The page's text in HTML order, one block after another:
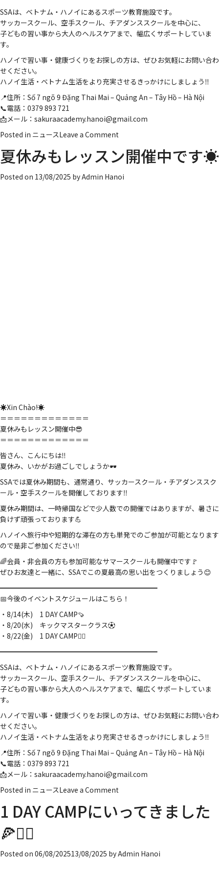
SSAは、ベトナム・ハノイにあるスポーツ教育施設です。
サッカースクール、空手スクール、チアダンススクールを中心に、
子どもの習い事から大人のヘルスケアまで、幅広くサポートしていま
す。
ハノイで習い事・健康づくりをお探しの方は、ぜひお気軽にお問い合わ
せください。
ハノイ生活・ベトナム生活をより充実させるきっかけにしましょう‼️
📍住所：Số 7 ngõ 9 Đặng Thai Mai – Quảng An – Tây Hồ – Hà Nội
📞電話：0379 893 721
📩メール：sakuraacademy.hanoi@gmail.com
Posted in ニュースLeave a Comment
業
験
夏休みもレッスン開催中です☀️
Posted on 13/08/2025 byAdmin Hanoi
☀️Xin Chào!☀️
＝＝＝＝＝＝＝＝＝＝＝＝＝
夏休みもレッスン開催中😎
＝＝＝＝＝＝＝＝＝＝＝＝＝
皆さん、こんにちは‼️
夏休み、いかがお過ごしでしょうか🕶️
SSAでは夏休み期間も、通常通り、サッカースクール・チアダンススク
ール・空手スクールを開催しております‼️
夏休み期間は、一時帰国などで少人数での開催ではありますが、暑さに
負けず頑張っております💪
ハノイへ旅行中や短期的な滞在の方も単発でのご参加が可能となります
ので是非ご参加ください‼️
🌈会員・非会員の方も参加可能なサマースクールも開催中です🚩
ぜひお友達と一緒に、SSAでこの夏最高の思い出をつくりましょう😊
━━━━━━━━━━━━━━━━━━━━━━━
📅今後のイベントスケジュールはこちら！
・8/14(木) 1 DAY CAMP🍠
・8/20(水) キックマスタークラス⚽
・8/22(金) 1 DAY CAMP🚣‍♂️
━━━━━━━━━━━━━━━━━━━━━━━
SSAは、ベトナム・ハノイにあるスポーツ教育施設です。
サッカースクール、空手スクール、チアダンススクールを中心に、
子どもの習い事から大人のヘルスケアまで、幅広くサポートしていま
す。
ハノイで習い事・健康づくりをお探しの方は、ぜひお気軽にお問い合わ
せください。
ハノイ生活・ベトナム生活をより充実させるきっかけにしましょう‼️
📍住所：Số 7 ngõ 9 Đặng Thai Mai – Quảng An – Tây Hồ – Hà Nội
📞電話：0379 893 721
📩メール：sakuraacademy.hanoi@gmail.com
Posted in ニュースLeave a Comment
休
ッ
1 DAY CAMPにいってきました
🍕🏊‍♂️
Posted on 06/08/202513/08/2025 byAdmin Hanoi